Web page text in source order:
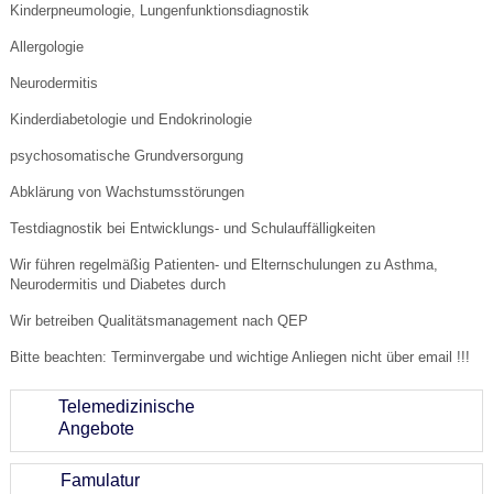
Kinderpneumologie, Lungenfunktionsdiagnostik
Allergologie
Neurodermitis
Kinderdiabetologie und Endokrinologie
psychosomatische Grundversorgung
Abklärung von Wachstumsstörungen
Testdiagnostik bei Entwicklungs- und Schulauffälligkeiten
Wir führen regelmäßig Patienten- und Elternschulungen zu Asthma,
Neurodermitis und Diabetes durch
Wir betreiben Qualitätsmanagement nach QEP
Bitte beachten: Terminvergabe und wichtige Anliegen nicht über email !!!
Telemedizinische
Angebote
Famulatur